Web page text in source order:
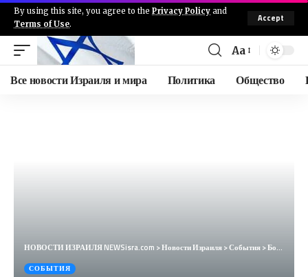
By using this site, you agree to the Privacy Policy and
Terms of Use.
Accept
Aa
Все новости Израиля и мира Политика Общество
НОВОСТИ ИЗРАИЛЯ NEWSisra.com >Новости Израиля>События>Бойцы получили ранения в результате обстрела противотанковой ракетой террористами по нашим силам в в
СОБЫТИЯ